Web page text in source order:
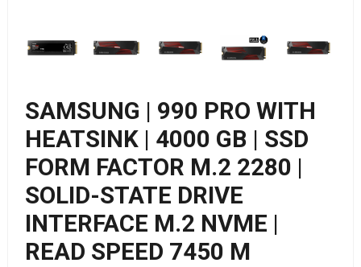
SAMSUNG | 990 PRO WITH
HEATSINK | 4000 GB | SSD
FORM FACTOR M.2 2280 |
SOLID-STATE DRIVE
INTERFACE M.2 NVME |
READ SPEED 7450 M